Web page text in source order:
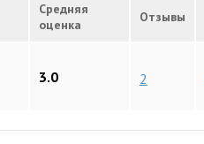
Средняя
оценка
Отзывы
3.0 2